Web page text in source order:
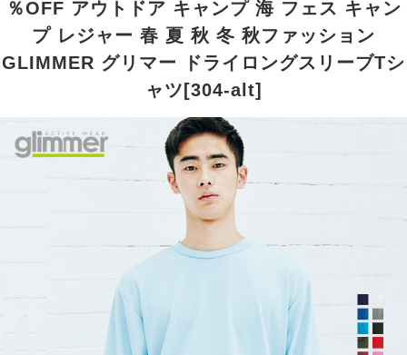
％OFF アウトドア キャンプ 海 フェス キャン
プ レジャー 春 夏 秋 冬 秋ファッション
GLIMMER グリマー ドライロングスリーブTシ
ャツ[304-alt]